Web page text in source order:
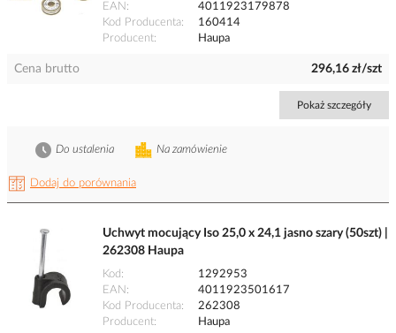
EAN
4011923179878
Kod Producenta
160414
Producent
Haupa
Cena brutto 296,16 zł/szt
Pokaż szczegóły
Dodaj do porównania
Na zamówienie
Do ustalenia
Uchwyt mocujący Iso 25,0 x 24,1 jasno szary (50szt) |
262308 Haupa
Kod
1292953
EAN
4011923501617
Kod Producenta
262308
Producent
Haupa